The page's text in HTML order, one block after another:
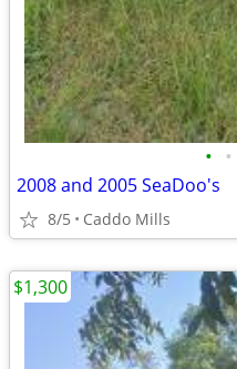
• •
2008 and 2005 SeaDoo's
8/5 Caddo Mills
$1,300